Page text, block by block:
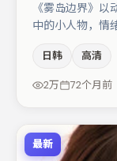
《雾岛边界》
中的小人物，情
阵容包括木村
适合喜欢抠台词
日韩 高清
2万 72个月前
最新